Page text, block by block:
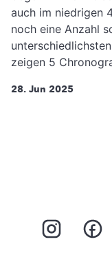
auch im niedrigen
noch eine Anzahl
zeigen 5
28. Jun 2025